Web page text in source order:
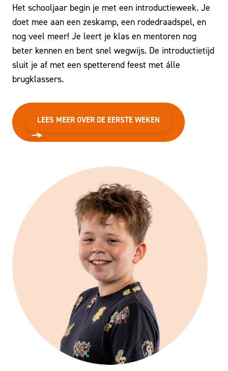
Het schooljaar begin je met een introductieweek. Je
doet mee aan een zeskamp, een rodedraadspel, en
nog veel meer! Je leert je klas en mentoren nog
beter kennen en bent snel wegwijs. De introductietijd
sluit je af met een spetterend feest met álle
brugklassers.
LEES MEER OVER DE EERSTE WEKEN